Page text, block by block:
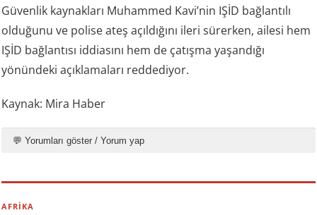
Güvenlik kaynakları Muhammed Kavi’nin IŞİD bağlantılı
olduğunu ve polise ateş açıldığını ileri sürerken, ailesi hem
IŞİD bağlantısı iddiasını hem de çatışma yaşandığı
yönündeki açıklamaları reddediyor.
Kaynak: Mira Haber
💬 Yorumları göster / Yorum yap
AFRİKA